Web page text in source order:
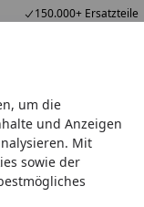
um die
und Anzeigen
Mit
sowie der
150.000+ Ersatzteile
Suche